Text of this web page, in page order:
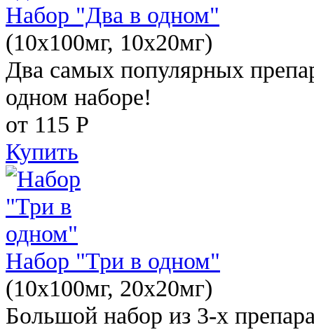
Набор "Два в одном"
(10x100мг, 10x20мг)
Два самых популярных
одном наборе!
от 115 Р
Купить
Набор "Три в одном"
(10x100мг, 20x20мг)
Большой набор из 3-х